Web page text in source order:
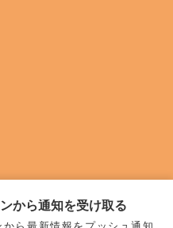
さらいキッチン
から通知を受け取る